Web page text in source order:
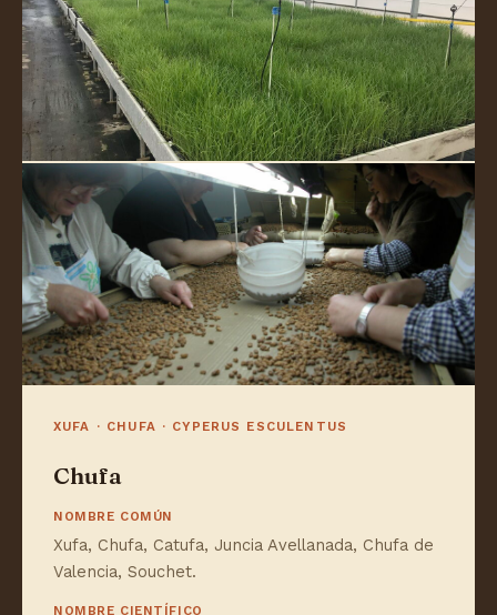
XUFA · CHUFA · CYPERUS ESCULENTUS
Chufa
NOMBRE COMÚN
Xufa, Chufa, Catufa, Juncia Avellanada, Chufa de
Valencia, Souchet.
NOMBRE CIENTÍFICO